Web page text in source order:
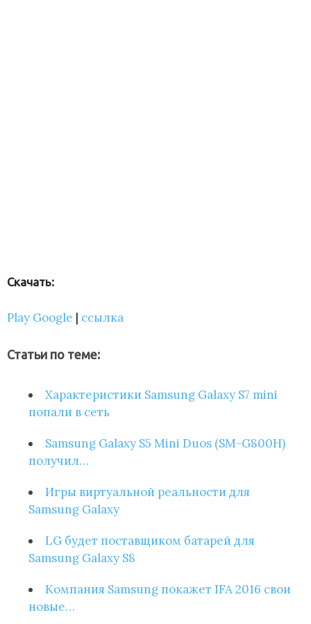
Скачать:
Play Google | ссылка
Статьи по теме:
Характеристики Samsung Galaxy S7 mini
попали в сеть
Samsung Galaxy S5 Mini Duos (SM-G800H)
получил…
Игры виртуальной реальности для
Samsung Galaxy
LG будет поставщиком батарей для
Samsung Galaxy S8
Компания Samsung покажет IFA 2016 свои
новые…